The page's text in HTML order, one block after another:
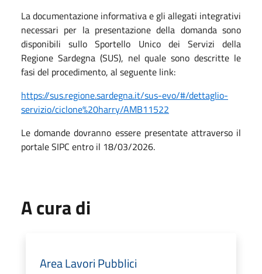
La documentazione informativa e gli allegati integrativi
necessari per la presentazione della domanda sono
disponibili sullo Sportello Unico dei Servizi della
Regione Sardegna (SUS), nel quale sono descritte le
fasi del procedimento, al seguente link:
https://sus.regione.sardegna.it/sus-evo/#/dettaglio-
servizio/ciclone%20harry/AMB11522
Le domande dovranno essere presentate attraverso il
portale SIPC entro il 18/03/2026.
A cura di
Area Lavori Pubblici